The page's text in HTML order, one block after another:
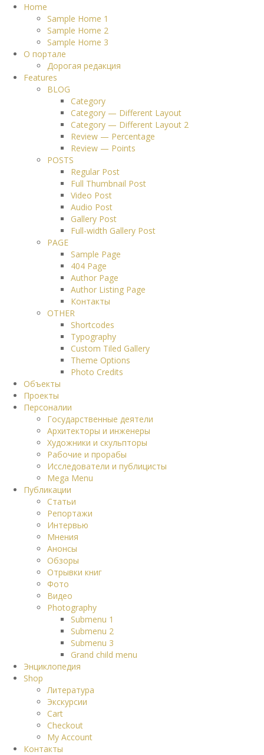
Home
Sample Home 1
Sample Home 2
Sample Home 3
О портале
Дорогая редакция
Features
BLOG
Category
Category — Different Layout
Category — Different Layout 2
Review — Percentage
Review — Points
POSTS
Regular Post
Full Thumbnail Post
Video Post
Audio Post
Gallery Post
Full-width Gallery Post
PAGE
Sample Page
404 Page
Author Page
Author Listing Page
Контакты
OTHER
Shortcodes
Typography
Custom Tiled Gallery
Theme Options
Photo Credits
Объекты
Проекты
Персоналии
Государственные деятели
Архитекторы и инженеры
Художники и скульпторы
Рабочие и прорабы
Исследователи и публицисты
Mega Menu
Публикации
Статьи
Репортажи
Интервью
Мнения
Анонсы
Обзоры
Отрывки книг
Фото
Видео
Photography
Submenu 1
Submenu 2
Submenu 3
Grand child menu
Энциклопедия
Shop
Литература
Экскурсии
Cart
Checkout
My Account
Контакты